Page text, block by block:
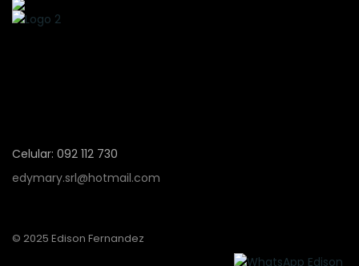
Celular: 092 112 730
edymary.srl@hotmail.com
© 2025 Edison Fernandez